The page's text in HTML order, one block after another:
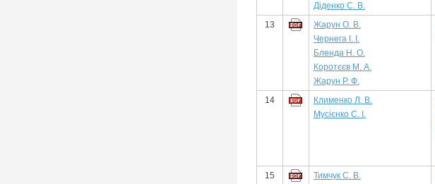
Діденко С. В.
13
Жарун О. В.
Чернега І. І.
Бленда Н. О.
Коротєєв М. А.
Жарун Р. Ф.
14
Клименко Л. В.
Мусієнко С. І.
15
Тимчук С. В.